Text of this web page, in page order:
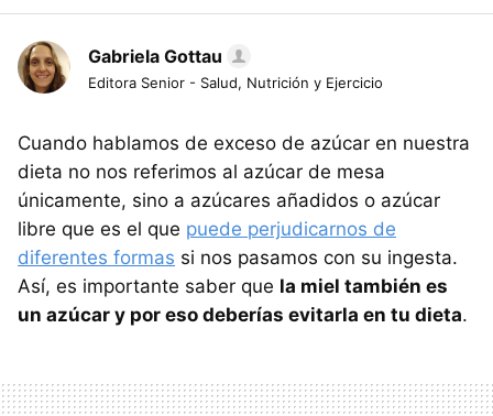
Gabriela Gottau
Editora Senior - Salud, Nutrición y Ejercicio
Cuando hablamos de exceso de azúcar en nuestra
dieta no nos referimos al azúcar de mesa
únicamente, sino a azúcares añadidos o azúcar
libre que es el que puede perjudicarnos de
diferentes formas si nos pasamos con su ingesta.
Así, es importante saber que la miel también es
un azúcar y por eso deberías evitarla en tu dieta.